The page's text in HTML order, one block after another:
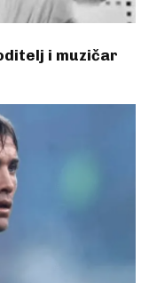
i muzičar